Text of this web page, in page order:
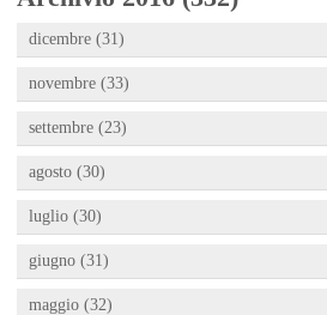
dicembre (31)
novembre (33)
settembre (23)
agosto (30)
luglio (30)
giugno (31)
maggio (32)